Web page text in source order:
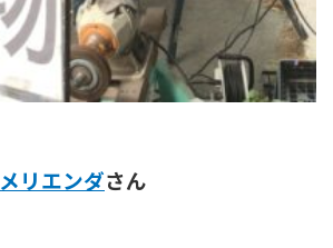
メリエンダさん